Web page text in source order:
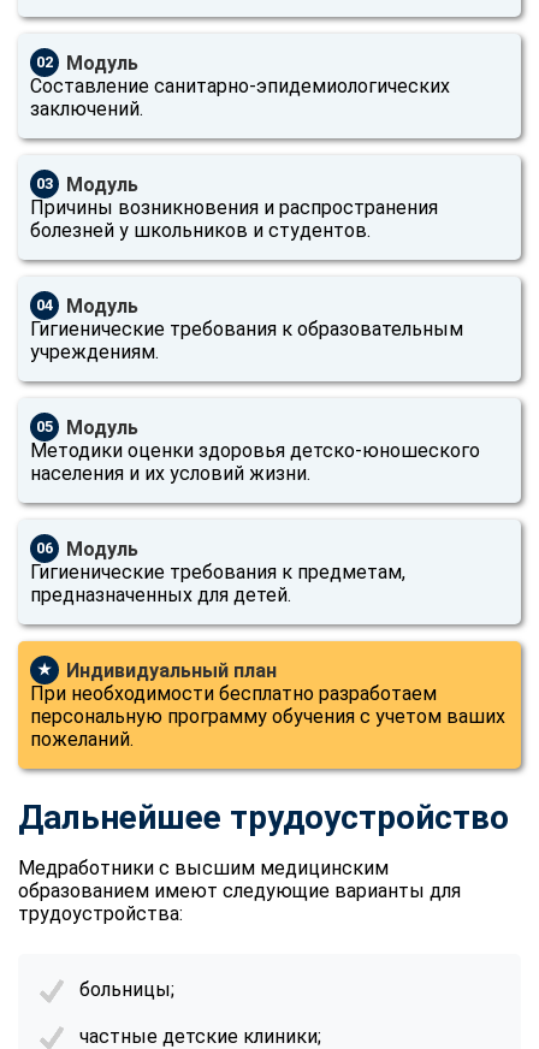
02
Модуль
Составление санитарно-эпидемиологических
заключений.
03
Модуль
Причины возникновения и распространения
болезней у школьников и студентов.
04
Модуль
Гигиенические требования к образовательным
учреждениям.
05
Модуль
Методики оценки здоровья детско-юношеского
населения и их условий жизни.
06
Модуль
Гигиенические требования к предметам,
предназначенных для детей.
★
Индивидуальный план
При необходимости бесплатно разработаем
персональную программу обучения с учетом ваших
пожеланий.
Дальнейшее трудоустройство
Медработники с высшим медицинским
образованием имеют следующие варианты для
трудоустройства:
больницы;
частные детские клиники;